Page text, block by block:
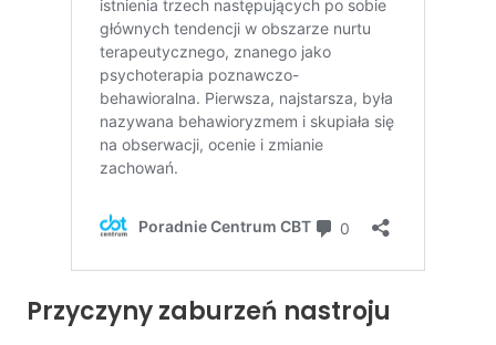
Przyczyny zaburzeń nastroju